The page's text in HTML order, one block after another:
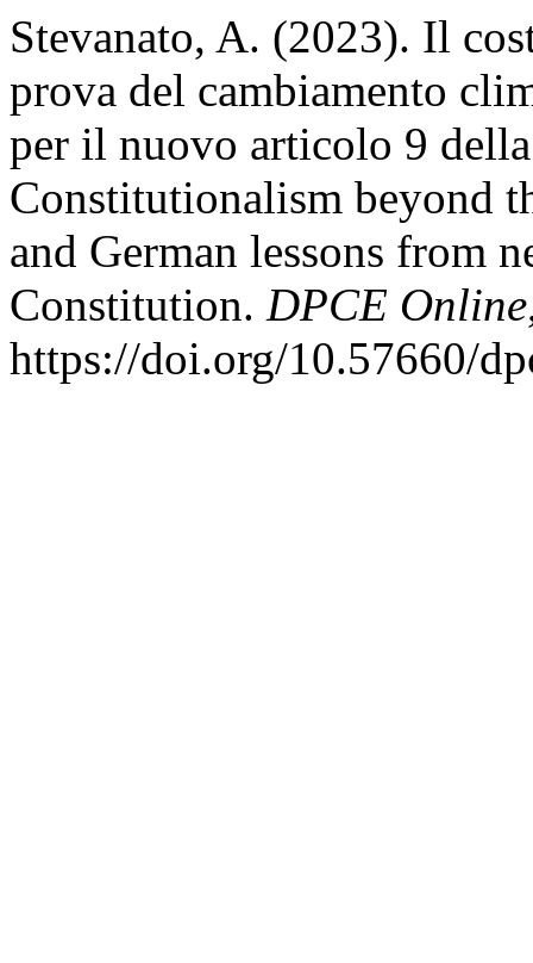
Stevanato, A. (2023). Il
prova del cambiamento
per il nuovo articolo 9
Constitutionalism beyond
and German lessons from
Constitution. DPCE Online
https://doi.org/10.57660/